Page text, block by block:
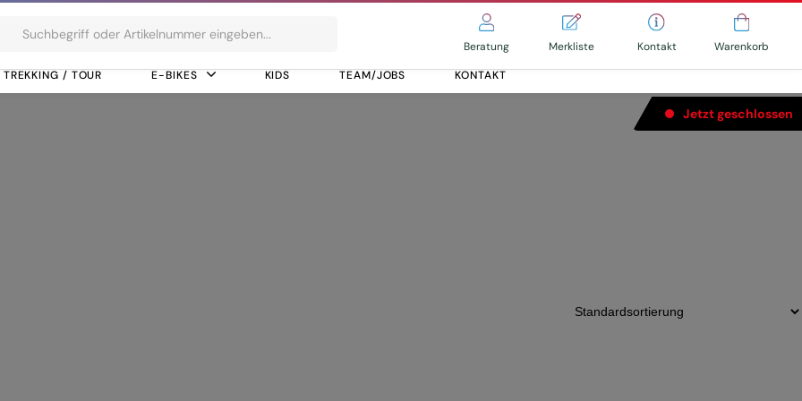
Beratung Merkliste Kontakt
Warenkorb
TREKKING / TOUR E-BIKES KIDS TEAM/JOBS KONTAKT
Jetzt geschlossen